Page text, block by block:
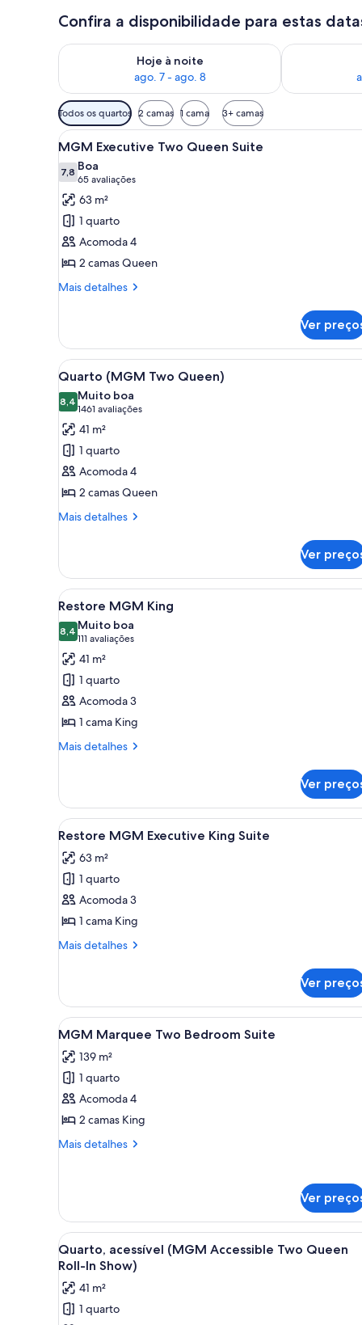
Confira a disponibilidade para estas
Hoje à noite
ago. 7 - ago. 8
Verifica a disponibilidade para esta noite, ago. 7 -
Verifica a
Filtros
disponíveis
para
os
quartos
Todos os quartos 2 camas 1 cama 3+ camas
Carrega
todas
as
fotos
de
MGM
Executive
Two
Queen
Quarto de hotel com
4
MGM Executive Two Queen Suite
7,87,8 de 10
Boa
65 avaliações
(65
avaliações)
63 m²
1 quarto
Acomoda 4
2 camas Queen
Mais detalhes
Mais
Executive
Two
Queen
Suite
Ver
Carrega
todas
as
fotos
de
Quarto
(MGM
Two
Queen)
Roupas de cama premium,
4
Quarto (MGM Two Queen)
8,48,4 de 10
Muito boa
1461 avaliações
(1461
avaliações)
41 m²
1 quarto
Acomoda 4
2 camas Queen
Mais detalhes
Mais
(MGM
Two
Queen)
Ver
Carrega
todas
as
fotos
de
Restore
MGM
King
Quarto de hotel moderno
4
Restore MGM King
8,48,4 de 10
Muito boa
111 avaliações
(111
avaliações)
41 m²
1 quarto
Acomoda 3
1 cama King
Mais detalhes
Mais
MGM
King
Ver
Carrega
todas
as
fotos
de
Restore
MGM
Suite
Quarto de hotel moderno
4
Restore MGM Executive King Suite
63 m²
1 quarto
Acomoda 3
1 cama King
Mais detalhes
Mais
MGM
Executive
King
Ver
Carrega
todas
as
fotos
de
MGM
Marquee
Quarto moderno com mesa
4
MGM Marquee Two Bedroom Suite
139 m²
1 quarto
Acomoda 4
2 camas King
Mais detalhes
Mais
Two
Bedroom
Suite
Ver
Carrega
todas
as
fotos
de
Roupas de cama premium,
4
Quarto, acessível (MGM Accessible Two Queen
Roll-In Show)
41 m²
1 quarto